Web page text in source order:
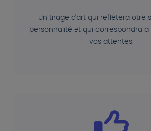
Un tirage d'art qui reflétera otre
personnalité et qui correspondra à
vos attentes.